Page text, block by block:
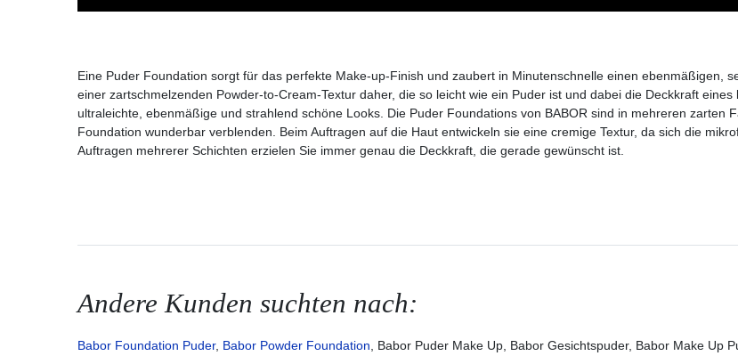
Eine Puder Foundation sorgt für das perfekte Make-up-Finish und zaubert in Minutenschnelle einen ebenmäßigen,
einer zartschmelzenden Powder-to-Cream-Textur daher, die so leicht wie ein Puder ist und dabei die Deckkraft
ultraleichte, ebenmäßige und strahlend schöne Looks. Die Puder Foundations von BABOR sind in mehreren zarten
Foundation wunderbar verblenden. Beim Auftragen auf die Haut entwickeln sie eine cremige Textur, da sich die
Auftragen mehrerer Schichten erzielen Sie immer genau die Deckkraft, die gerade gewünscht ist.
Andere Kunden suchten nach:
Babor Foundation Puder, Babor Powder Foundation , Babor Puder Make Up, Babor Gesichtspuder, Babor Make Up